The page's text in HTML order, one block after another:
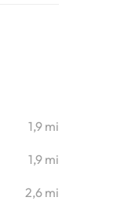
1,9 mi
1,9 mi
2,6 mi